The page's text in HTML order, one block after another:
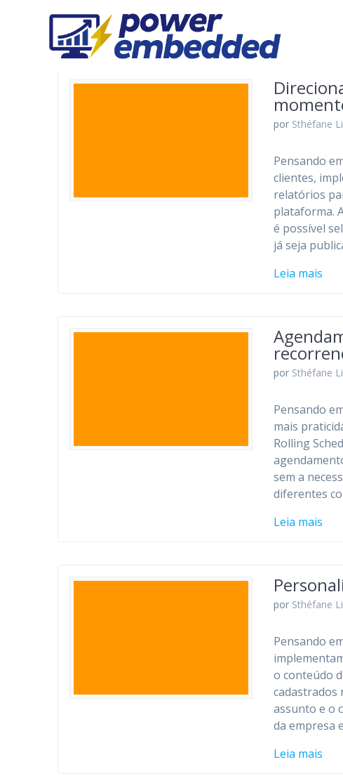
por Sthéfane
Pensando
clientes,
relatórios
plataforma.
é possível
já seja
Leia mais
por Sthéfane
Pensando
mais
Rolling
sem a
diferentes
Leia mais
por Sthéfane
Pensando
o conteúdo
cadastrados
assunto e o
da empresa
Leia mais